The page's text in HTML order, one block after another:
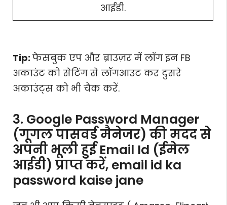
आईडी.
Tip: फेसबुक एप और ब्राउज़र में लॉग इन FB
अकाउंट को सेटिंग से लॉगआउट कर दुसरे
अकाउंट्स को भी चैक करें.
3. Google Password Manager
(गूगल पासवर्ड मैनेजर) की मदद से
अपनी भूली हुई Email Id (ईमेल
आईडी) प्राप्त करें, email id ka
password kaise jane